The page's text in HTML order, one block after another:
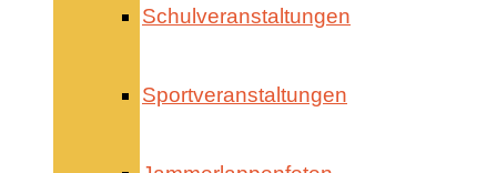
Schulveranstaltungen
Sportveranstaltungen